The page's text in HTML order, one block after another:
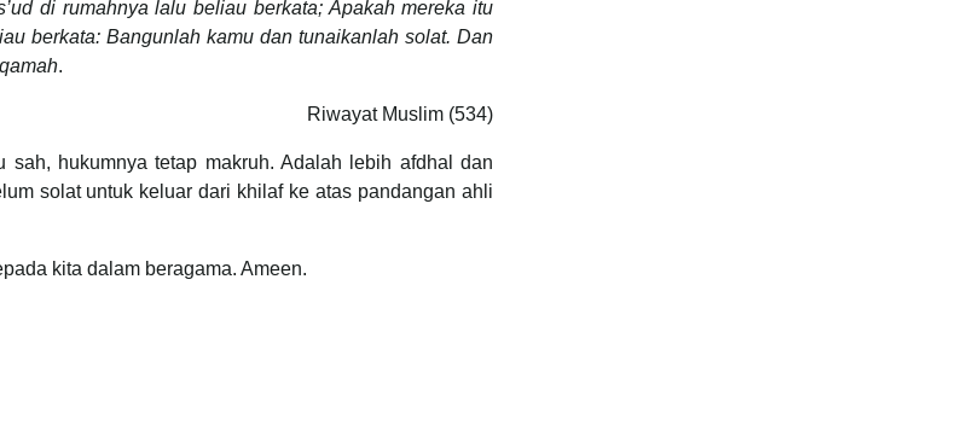
di rumahnya lalu beliau berkata; Apakah mereka itu
berkata: Bangunlah kamu dan tunaikanlah solat. Dan
.
Riwayat Muslim (534)
hukumnya tetap makruh. Adalah lebih afdhal dan
solat untuk keluar dari khilaf ke atas pandangan ahli
kita dalam beragama. Ameen.